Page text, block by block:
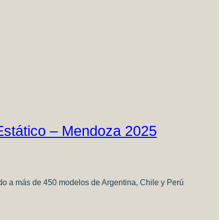
– Mendoza 2025
a más de 450 modelos de Argentina, Chile y Perú